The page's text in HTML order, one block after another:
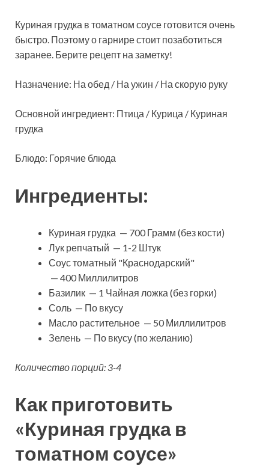
Куриная грудка в томатном соусе готовится очень
быстро. Поэтому о гарнире стоит позаботиться
заранее. Берите рецепт на заметку!
Назначение: На обед / На ужин / На скорую руку
Основной ингредиент: Птица / Курица / Куриная
грудка
Блюдо: Горячие блюда
Ингредиенты:
Куриная грудка — 700 Грамм (без кости)
Лук репчатый — 1-2 Штук
Соус томатный "Краснодарский"
— 400 Миллилитров
Базилик — 1 Чайная ложка (без горки)
Соль — По вкусу
Масло растительное — 50 Миллилитров
Зелень — По вкусу (по желанию)
Количество порций: 3-4
Как приготовить
«Куриная грудка в
томатном соусе»